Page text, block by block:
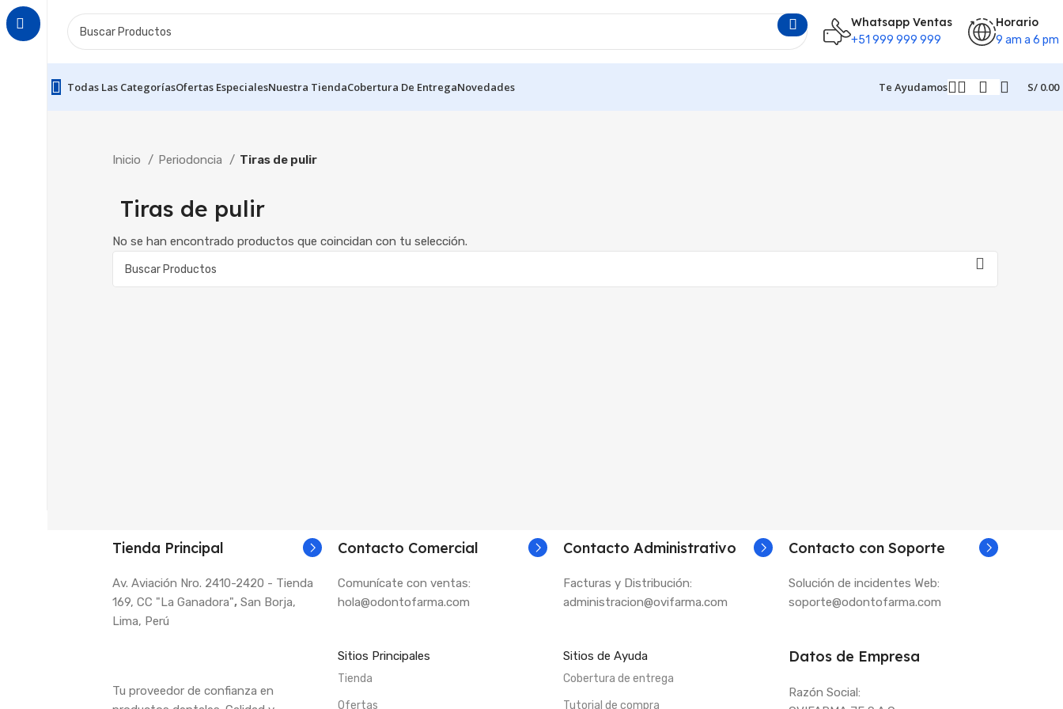
Whatsapp Ventas
+51 999 999 999
Horario
9 am a 6 pm
Todas Las CategoríasOfertas EspecialesNuestra TiendaCobertura De EntregaNovedades Te Ayudamos S/ 0.00
Inicio Periodoncia Tiras de pulir
Tiras de pulir
No se han encontrado productos que coincidan con tu selección.
Tienda Principal
Av. Aviación Nro. 2410-2420 - Tienda
169, CC "La Ganadora", San Borja,
Lima, Perú
Contacto Comercial
Comunícate con ventas:
hola@odontofarma.com
Contacto Administrativo
Facturas y Distribución:
administracion@ovifarma.com
Contacto con Soporte
Solución de incidentes Web:
soporte@odontofarma.com
Tu proveedor de confianza en
Sitios Principales
Tienda
Ofertas
Sitios de Ayuda
Cobertura de entrega
Tutorial de compra
Datos de Empresa
Razón Social: